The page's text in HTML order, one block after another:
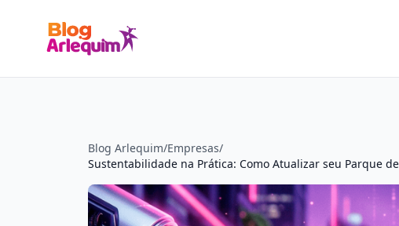
Blog Arlequim/Empresas/
Sustentabilidade na Prática: Como Atualizar seu Parque